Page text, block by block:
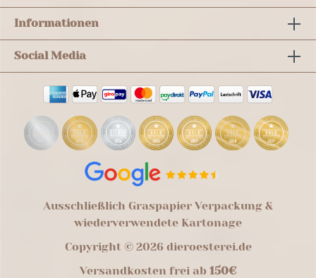
Informationen
Social Media
Ausschließlich Graspapier Verpackung &
wiederverwendete Kartonage
Copyright © 2026 dieroesterei.de
Versandkosten frei ab 150€